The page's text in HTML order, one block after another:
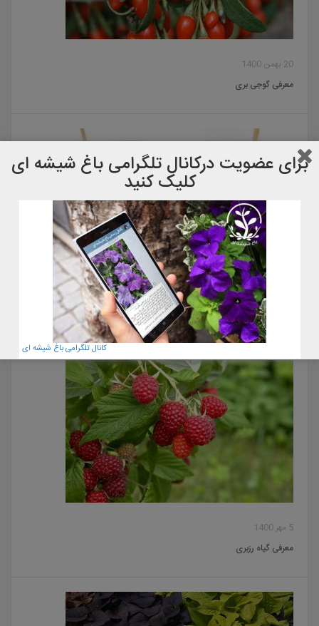
20 بهمن 1400
معرفی گوجی بری
معرفی گل گوشت خوار کوزه ای٫ نپانتس
5 مهر 1400
معرفی گیاه رزبری
برای عضویت دركانال تلگرامی باغ شیشه ای
کلیک کنید
کانال تلگرامی باغ شیشه ای